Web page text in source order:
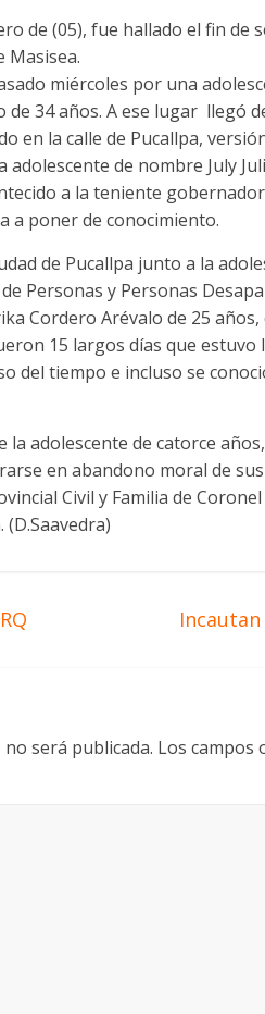
de (05), fue hallado el fin de
Masisea.
miércoles por una
34 años. A ese lugar llegó
en la calle de Pucallpa,
adolescente de nombre July
a la teniente
a poner de conocimiento.
de Pucallpa junto a la
Personas y Personas
Cordero Arévalo de 25
15 largos días que
del tiempo e incluso se
la adolescente de catorce
en abandono moral de
Civil y Familia de
será publicada. Los campos